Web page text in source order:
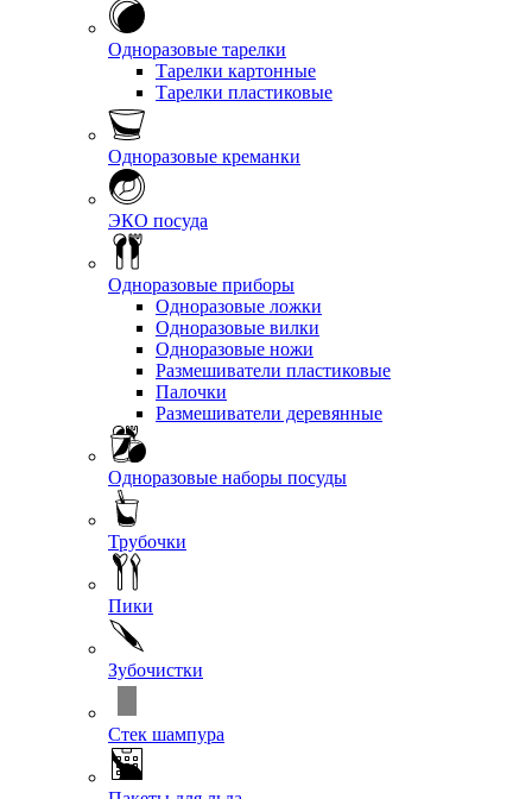
Одноразовые тарелки
Тарелки картонные
Тарелки пластиковые
Одноразовые креманки
ЭКО посуда
Одноразовые приборы
Одноразовые ложки
Одноразовые вилки
Одноразовые ножи
Размешиватели пластиковые
Палочки
Размешиватели деревянные
Одноразовые наборы посуды
Трубочки
Пики
Зубочистки
Стек шампура